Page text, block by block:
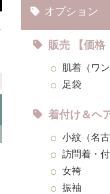
オプション
販売 【価格
肌着（ワ
足袋
着付け＆ヘ
小紋（名
訪問着・
女袴
振袖